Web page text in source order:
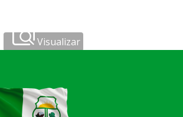
Visualizar